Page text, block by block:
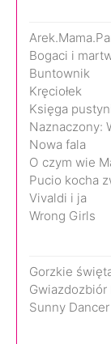
Bogaci i
Buntownik
Kręciołek
Księga
Naznaczony:
Nowa fala
O czym wie
Pucio kocha
Vivaldi i ja
Wrong Girls
Gorzkie
Gwiazdozbiór
Sunny Dancer